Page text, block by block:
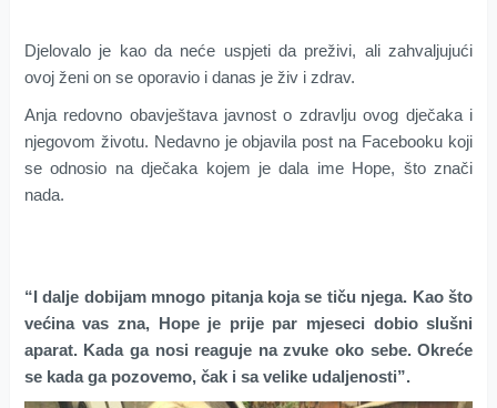
Djelovalo je kao da neće uspjeti da preživi, ali zahvaljujući
ovoj ženi on se oporavio i danas je živ i zdrav.
Anja redovno obavještava javnost o zdravlju ovog dječaka i
njegovom životu. Nedavno je objavila post na Facebooku koji
se odnosio na dječaka kojem je dala ime Hope, što znači
nada.
“I dalje dobijam mnogo pitanja koja se tiču njega. Kao što
većina vas zna, Hope je prije par mjeseci dobio slušni
aparat. Kada ga nosi reaguje na zvuke oko sebe. Okreće
se kada ga pozovemo, čak i sa velike udaljenosti”.